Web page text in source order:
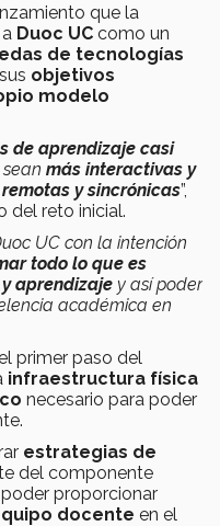
que la
Duoc UC como un
de tecnologías
objetivos
modelo
de aprendizaje casi
sean más interactivas y
y sincrónicas”,
del reto inicial.
UC con la intención
todo lo que es
aprendizaje y así poder
académica en
primer paso del
infraestructura física
necesario para poder
estrategias de
del componente
proporcionar
docente en el